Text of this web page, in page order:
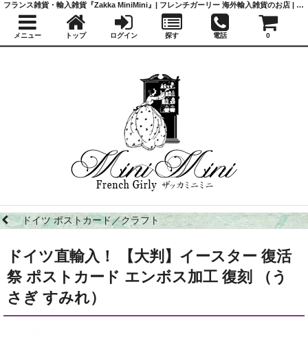
ドイツ ポストカード／クラフト
ドイツ直輸入！ 【大判】イースター 復活
祭 ポストカード エンボス加工 復刻 （う
さぎ すみれ）
フランス雑貨・輸入雑貨『Zakka MiniMini』| フレンチガーリー 海外輸入雑貨のお店 | かわいい雑貨 | 蚤の市 | アンティーク
メニュー トップ ログイン 探す 電話 0